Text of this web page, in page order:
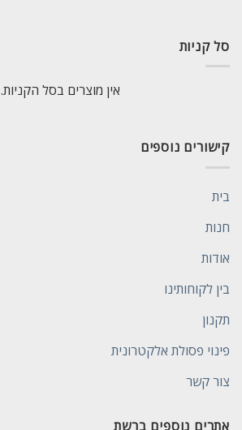
סל קניות
אין מוצרים בסל הקניות.
קישורים נוספים
בית
חנות
אודות
בין לקוחותינו
תקנון
פינוי פסולת אלקטרונית
צור קשר
אתרים נוספים ברשת